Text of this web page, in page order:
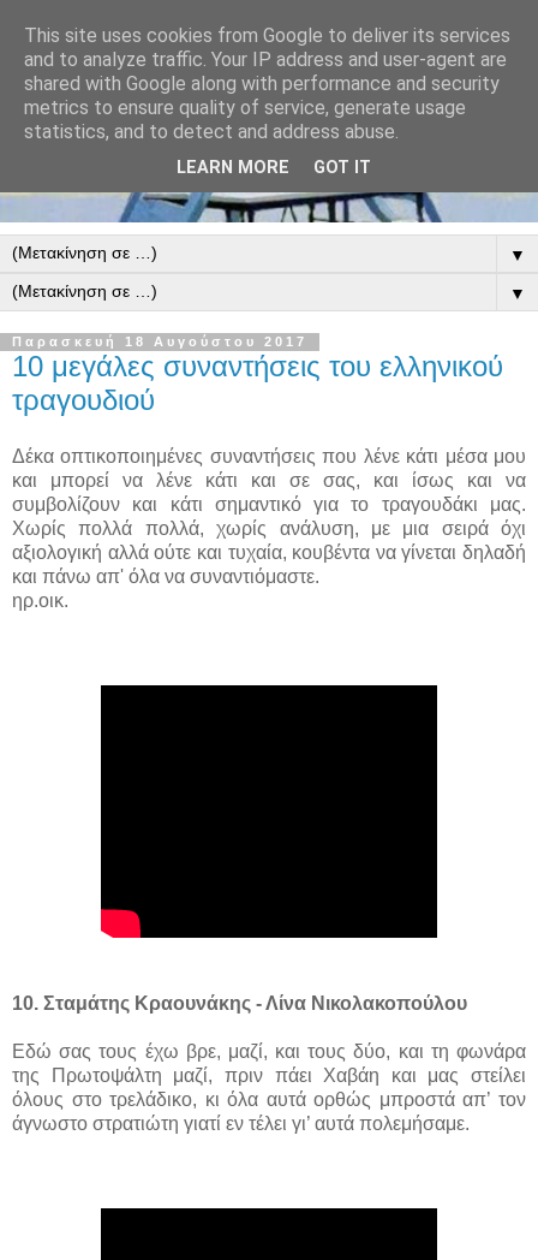
▼
▼
Παρασκευή 18 Αυγούστου 2017
10 μεγάλες συναντήσεις του ελληνικού
τραγουδιού
Δέκα οπτικοποιημένες συναντήσεις που λένε κάτι μέσα μου
και μπορεί να λένε κάτι και σε σας, και ίσως και να
συμβολίζουν και κάτι σημαντικό για το τραγουδάκι μας.
Χωρίς πολλά πολλά, χωρίς ανάλυση, με μια σειρά όχι
αξιολογική αλλά ούτε και τυχαία, κουβέντα να γίνεται δηλαδή
και πάνω απ' όλα να συναντιόμαστε.
ηρ.οικ.
10. Σταμάτης Κραουνάκης - Λίνα Νικολακοπούλου
Εδώ σας τους έχω βρε, μαζί, και τους δύο, και τη φωνάρα
της Πρωτοψάλτη μαζί, πριν πάει Χαβάη και μας στείλει
όλους στο τρελάδικο, κι όλα αυτά ορθώς μπροστά απ’ τον
άγνωστο στρατιώτη γιατί εν τέλει γι’ αυτά πολεμήσαμε.
This site uses cookies from Google to deliver its services
and to analyze traffic. Your IP address and user-agent are
shared with Google along with performance and security
metrics to ensure quality of service, generate usage
statistics, and to detect and address abuse.
LEARN MORE GOT IT